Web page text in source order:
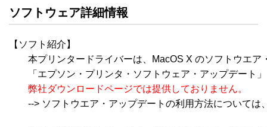
ソフトウェア詳細情報
【ソフト紹介】
本プリンタードライバーは、MacOS X のソフトウエア
「エプソン・プリンタ・ソフトウェア・アップデート」
弊社ダウンロードページでは提供しておりません。
--> ソフトウエア・アップデートの利用方法については